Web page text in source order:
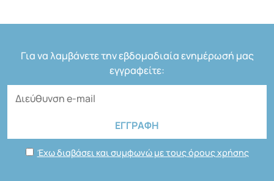
Για να λαμβάνετε την εβδομαδιαία ενημέρωσή μας
εγγραφείτε:
Έχω διαβάσει και συμφωνώ με τους όρους χρήσης